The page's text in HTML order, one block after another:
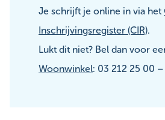
Je schrijft je online in via het
Inschrijvingsregister (CIR).
Lukt dit niet? Bel dan voor
Woonwinkel: 03 212 25 00